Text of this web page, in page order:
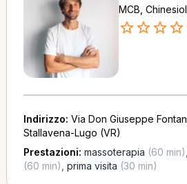
MCB,
Indirizzo: Via Don Giuseppe
Stallavena-Lugo (VR)
Prestazioni: massoterapia (60 min)
(60 min) prima visita (30 min)